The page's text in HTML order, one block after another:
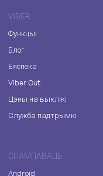
VIBER
Функцыі
Блог
Бяспека
Viber Out
Цэны на выклікі
Служба падтрымкі
СПАМПАВАЦЬ
Android